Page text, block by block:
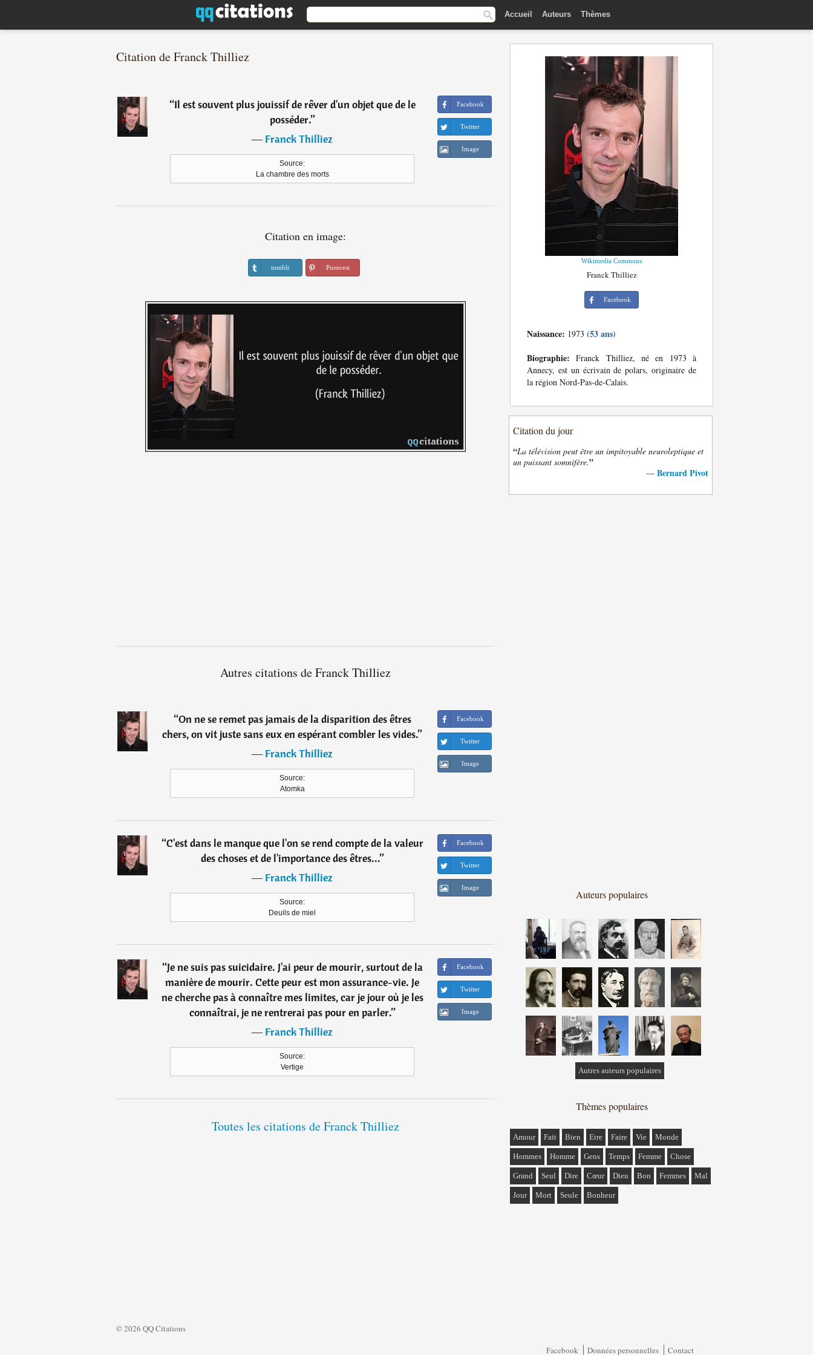
Accueil Auteurs Thèmes
Citation de Franck Thilliez
“Il est souvent plus jouissif de rêver d'un objet que de le
posséder.”
―Franck Thilliez
Source:
La chambre des morts
Facebook
Twitter
Image
Citation en image:
tumblr Pinterest
Autres citations de Franck Thilliez
“On ne se remet pas jamais de la disparition des êtres
chers, on vit juste sans eux en espérant combler les vides.”
―Franck Thilliez
Source:
Atomka
Facebook
Twitter
Image
“C'est dans le manque que l'on se rend compte de la valeur
des choses et de l'importance des êtres...”
―Franck Thilliez
Source:
Deuils de miel
Facebook
Twitter
Image
“Je ne suis pas suicidaire. J'ai peur de mourir, surtout de la
manière de mourir. Cette peur est mon assurance-vie. Je
ne cherche pas à connaître mes limites, car je jour où je les
connaîtrai, je ne rentrerai pas pour en parler.”
―Franck Thilliez
Source:
Vertige
Facebook
Twitter
Image
Toutes les citations de Franck Thilliez
Wikimedia Commons
Franck Thilliez
Facebook
Naissance: 1973 (53 ans)
Biographie: Franck Thilliez, né en 1973 à
Annecy, est un écrivain de polars, originaire de
la région Nord-Pas-de-Calais.
Citation du jour
“La télévision peut être un impitoyable neuroleptique et
un puissant somnifère.”
— Bernard Pivot
Auteurs populaires
Autres auteurs populaires
Thèmes populaires
Amour Fait Bien Etre Faire Vie Monde
Hommes Homme Gens Temps Femme Chose
Grand Seul Dire Cœur Dieu Bon Femmes Mal
Jour Mort Seule Bonheur
© 2026 QQ Citations
Facebook
Données personnelles Contact